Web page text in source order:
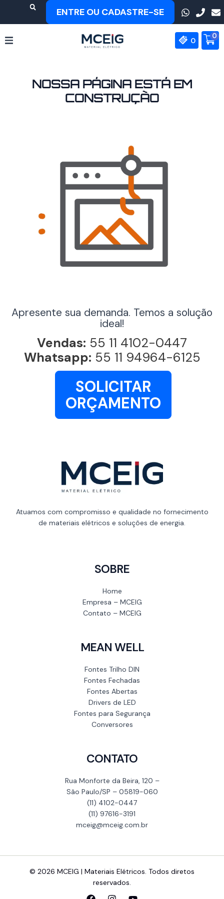
o
conteúdo
ENTRE OU CADASTRE-SE
0
0
NOSSA PÁGINA ESTÁ EM
CONSTRUÇÃO
Apresente sua demanda. Temos a solução
ideal!
Vendas: 55 11 4102-0447
Whatsapp: 55 11 94964-6125
SOLICITAR
ORÇAMENTO
Atuamos com compromisso e qualidade no fornecimento
de materiais elétricos e soluções de energia.
SOBRE
Home
Empresa – MCEIG
Contato – MCEIG
MEAN WELL
Fontes Trilho DIN
Fontes Fechadas
Fontes Abertas
Drivers de LED
Fontes para Segurança
Conversores
CONTATO
Rua Monforte da Beira, 120 –
São Paulo/SP – 05819-060
(11) 4102-0447
(11) 97616-3191
mceig@mceig.com.br
© 2026 MCEIG | Materiais Elétricos. Todos diretos
reservados.